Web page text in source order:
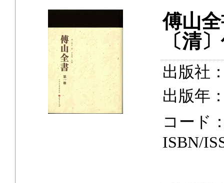
傅山
〔清
出版社
出版年
コー
ISBN/